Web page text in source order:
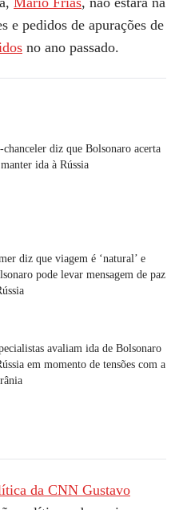
e pedidos de apurações de
no ano passado.
chanceler diz que Bolsonaro acerta
ida à Rússia
diz que viagem é ‘natural’ e
pode levar mensagem de paz
avaliam ida de Bolsonaro
em momento de tensões com a
da CNN Gustavo